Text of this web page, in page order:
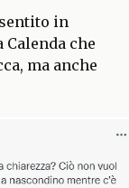
in
Calenda che
ma anche